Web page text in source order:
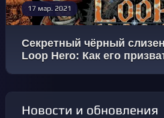
17 мар. 2021
Секретный чёрный
Loop Hero: Как его
новости и обновления